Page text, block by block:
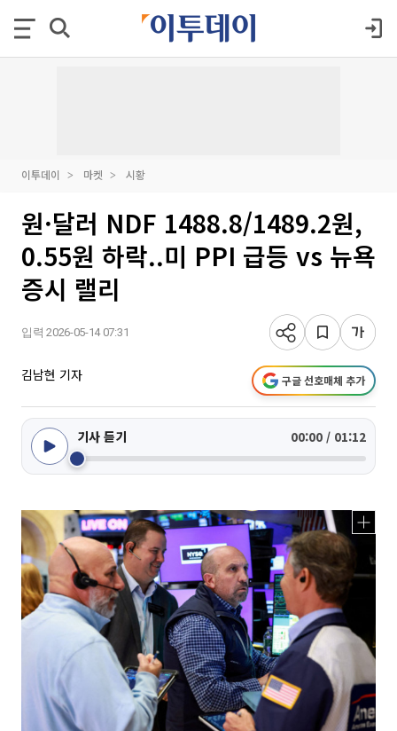
이투데이 마켓 시황
원·달러 NDF 1488.8/1489.2원,
0.55원 하락..미 PPI 급등 vs 뉴욕
증시 랠리
입력 2026-05-14 07:31
김남현 기자 구글 선호매체 추가
기사 듣기 00:00 / 01:12